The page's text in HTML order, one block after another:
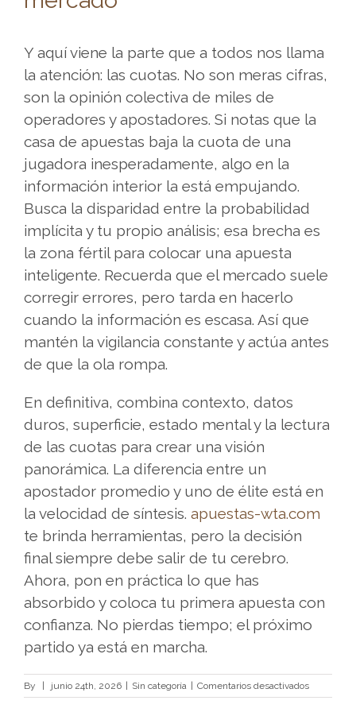
rapidez
en
los
retiros
y
una
experiencia
de
usuario
mÃ¡s
Ã¡gil.
Es
un
recurso
Ãºtil
para
conocer
las
principales
alternativas
disponibles
y
comparar
sus
caracterÃ­
sticas
antes
elegir
Y aquí viene la parte que a todos nos llama
la atención: las cuotas. No son meras cifras,
son la opinión colectiva de miles de
operadores y apostadores. Si notas que la
casa de apuestas baja la cuota de una
jugadora inesperadamente, algo en la
información interior la está empujando.
Busca la disparidad entre la probabilidad
implícita y tu propio análisis; esa brecha es
la zona fértil para colocar una apuesta
inteligente. Recuerda que el mercado suele
corregir errores, pero tarda en hacerlo
cuando la información es escasa. Así que
mantén la vigilancia constante y actúa antes
de que la ola rompa.
En definitiva, combina contexto, datos
duros, superficie, estado mental y la lectura
de las cuotas para crear una visión
panorámica. La diferencia entre un
apostador promedio y uno de élite está en
la velocidad de síntesis. apuestas-wta.com
te brinda herramientas, pero la decisión
final siempre debe salir de tu cerebro.
Ahora, pon en práctica lo que has
absorbido y coloca tu primera apuesta con
confianza. No pierdas tiempo; el próximo
partido ya está en marcha.
By junio 24th, 2026 Sin categoría Comentarios desactivadosen
Qué